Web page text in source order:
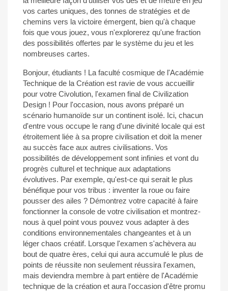
vos cartes uniques, des tonnes de stratégies et de
chemins vers la victoire émergent, bien qu'à chaque
fois que vous jouez, vous n'explorerez qu'une fraction
des possibilités offertes par le système du jeu et les
nombreuses cartes.
Bonjour, étudiants ! La faculté cosmique de l'Académie
Technique de la Création est ravie de vous accueillir
pour votre Civolution, l'examen final de Civilization
Design ! Pour l'occasion, nous avons préparé un
scénario humanoïde sur un continent isolé. Ici, chacun
d'entre vous occupe le rang d'une divinité locale qui est
étroitement liée à sa propre civilisation et doit la mener
au succès face aux autres civilisations. Vos
possibilités de développement sont infinies et vont du
progrès culturel et technique aux adaptations
évolutives. Par exemple, qu'est-ce qui serait le plus
bénéfique pour vos tribus : inventer la roue ou faire
pousser des ailes ? Démontrez votre capacité à faire
fonctionner la console de votre civilisation et montrez-
nous à quel point vous pouvez vous adapter à des
conditions environnementales changeantes et à un
léger chaos créatif. Lorsque l'examen s'achèvera au
bout de quatre ères, celui qui aura accumulé le plus de
points de réussite non seulement réussira l'examen,
mais deviendra membre à part entière de l'Académie
technique de la création et aura l'occasion d'être promu